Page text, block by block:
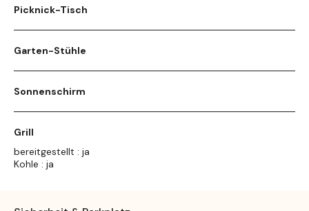
Picknick-Tisch
Garten-Stühle
Sonnenschirm
Grill
bereitgestellt : ja
Kohle : ja